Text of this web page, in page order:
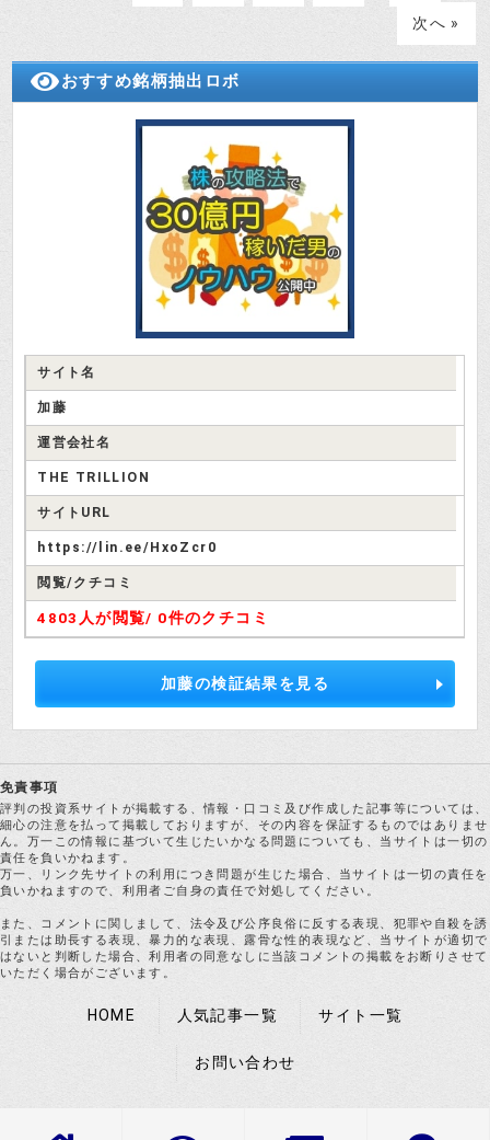
次へ »
おすすめ銘柄抽出ロボ
サイト名
加藤
運営会社名
THE TRILLION
サイトURL
https://lin.ee/HxoZcr0
閲覧/クチコミ
4803人が閲覧/ 0件のクチコミ
加藤の検証結果を見る
免責事項
評判の投資系サイトが掲載する、情報・口コミ及び作成した記事等については、
細心の注意を払って掲載しておりますが、その内容を保証するものではありませ
ん。万一この情報に基づいて生じたいかなる問題についても、当サイトは一切の
責任を負いかねます。
万一、リンク先サイトの利用につき問題が生じた場合、当サイトは一切の責任を
負いかねますので、利用者ご自身の責任で対処してください。
また、コメントに関しまして、法令及び公序良俗に反する表現、犯罪や自殺を誘
引または助長する表現、暴力的な表現、露骨な性的表現など、当サイトが適切で
はないと判断した場合、利用者の同意なしに当該コメントの掲載をお断りさせて
いただく場合がございます。
HOME 人気記事一覧 サイト一覧
お問い合わせ